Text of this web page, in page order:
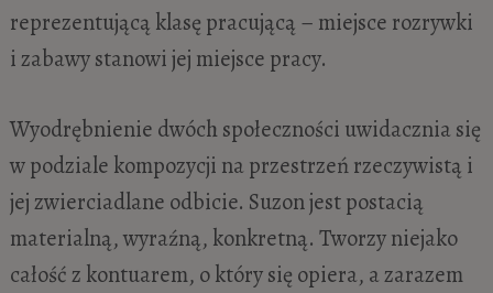
reprezentującą klasę pracującą – miejsce rozrywki
i zabawy stanowi jej miejsce pracy.
Wyodrębnienie dwóch społeczności uwidacznia się
w podziale kompozycji na przestrzeń rzeczywistą i
jej zwierciadlane odbicie. Suzon jest postacią
materialną, wyraźną, konkretną. Tworzy niejako
całość z kontuarem, o który się opiera, a zarazem